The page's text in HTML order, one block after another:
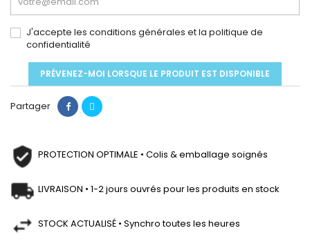
J'accepte les conditions générales et la politique de
confidentialité
PRÉVENEZ-MOI LORSQUE LE PRODUIT EST DISPONIBLE
Partager
PROTECTION OPTIMALE • Colis & emballage soignés
LIVRAISON • 1-2 jours ouvrés pour les produits en stock
STOCK ACTUALISÉ • Synchro toutes les heures